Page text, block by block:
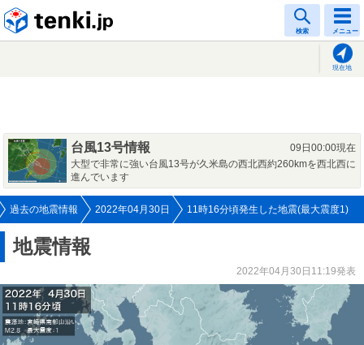
検索 メニュー
現在地
台風13号情報
09日00:00現在
大型で非常に強い台風13号が久米島の西北西約260kmを西北西に
進んでいます
過去の地震情報 2022年04月30日 11時16分頃発生した地震(最大震度1)
地震情報
2022年04月30日11:19発表